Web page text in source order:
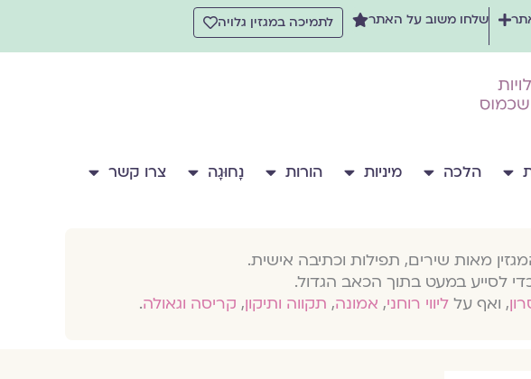
שלחו משוב על האתר לתמיכה במגזין גלויה
הלכה מיניות הורות נָחוּגָה צרו קשר
מאות שירים, תפילות וכתיבה אישית.
לסייע במעט בתוך הכאב הגדול.
, ואף על ליווי רוחני, אמונה, תקווה ותיקון, קריסה וגאולה.